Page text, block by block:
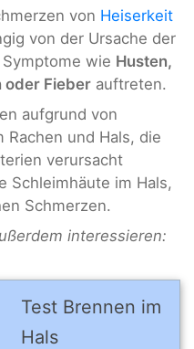
von Heiserkeit
von der Ursache der
wie Husten,
oder Fieber auftreten.
aufgrund von
und Hals, die
verursacht
Schleimhäute im Hals,
Schmerzen.
interessieren:
Test Brennen im
Hals